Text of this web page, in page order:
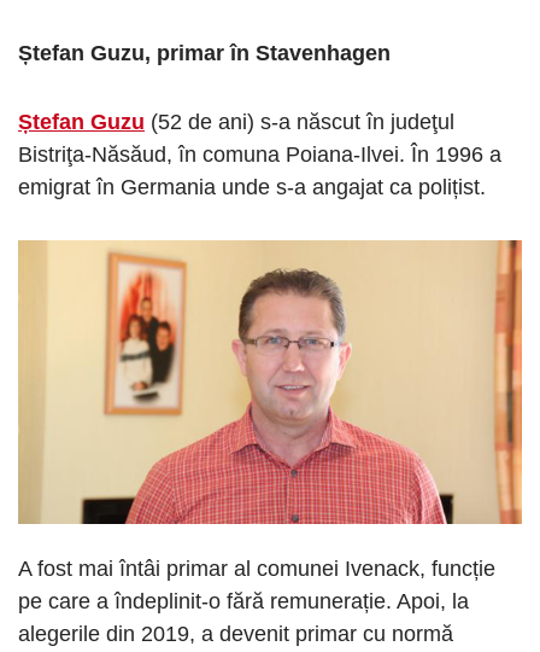
Ștefan Guzu, primar în Stavenhagen
Ștefan Guzu (52 de ani) s-a născut în judeţul
Bistriţa-Năsăud, în comuna Poiana-Ilvei. În 1996 a
emigrat în Germania unde s-a angajat ca polițist.
A fost mai întâi primar al comunei Ivenack, funcție
pe care a îndeplinit-o fără remunerație. Apoi, la
alegerile din 2019, a devenit primar cu normă